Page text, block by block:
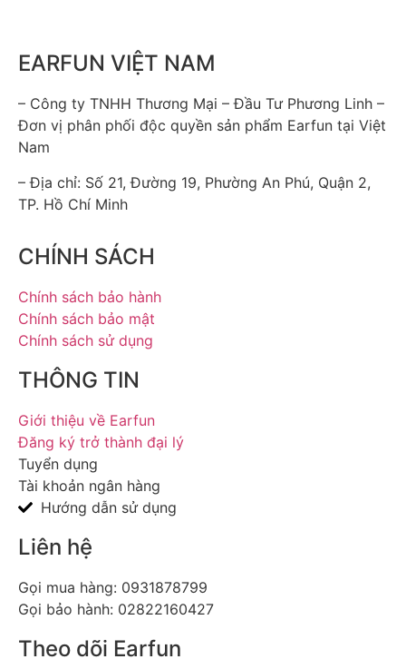
nhạc, chơi game, đàm thoại thì Earfun Air Pro SV
là lựa chọn ly tưởng.
Hãy liên hệ ngay với Earfun Việt Nam nếu muốn
được hỗ trợ tư vấn trực tiếp hoặc xem thêm các
mẫu tai nghe không dây khác tại Website chính
thức của Earfun Việt Nam.
EARFUN VIỆT NAM
– Công ty TNHH Thương Mại – Đầu Tư Phương Linh –
Đơn vị phân phối độc quyền sản phẩm Earfun tại Việt
Nam
– Địa chỉ: Số 21, Đường 19, Phường An Phú, Quận 2,
TP. Hồ Chí Minh
CHÍNH SÁCH
Chính sách bảo hành
Chính sách bảo mật
Chính sách sử dụng
THÔNG TIN
Giới thiệu về Earfun
Đăng ký trở thành đại lý
Tuyển dụng
Tài khoản ngân hàng
Hướng dẫn sử dụng
Liên hệ
Gọi mua hàng: 0931878799​
Gọi bảo hành: 02822160427​
Theo dõi Earfun